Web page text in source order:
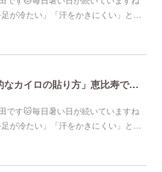
が冷たい」「汗をかきにくい」と…
「代謝アップならここ！効果的なカイロの貼り方」恵比寿で口コミNo 1美容鍼灸ならmeilong
です🐱毎日暑い日が続いていますね
が冷たい」「汗をかきにくい」と…